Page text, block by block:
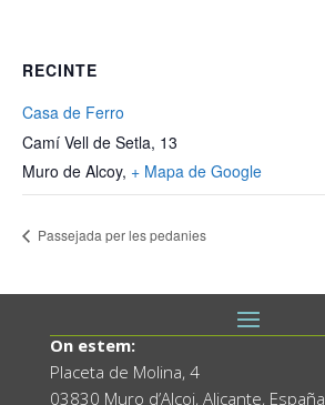
RECINTE
Casa de Ferro
Camí Vell de Setla, 13
Muro de Alcoy, + Mapa de Google
Passejada per les pedanies
On estem:
Placeta de Molina, 4
03830 Muro d’Alcoi, Alicante, España